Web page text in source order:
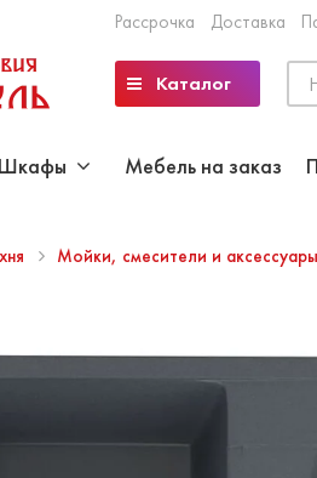
Рассрочка Доставка
Каталог
Шкафы Мебель на заказ
Мойки, смесители и аксессуары